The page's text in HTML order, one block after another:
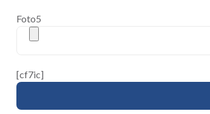
Foto5
[cf7ic]